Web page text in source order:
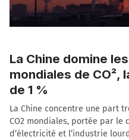
La Chine domine
mondiales de CO²,
de 1 %
La Chine concentre une part
CO2 mondiales, portée par le
d’électricité et l’industrie